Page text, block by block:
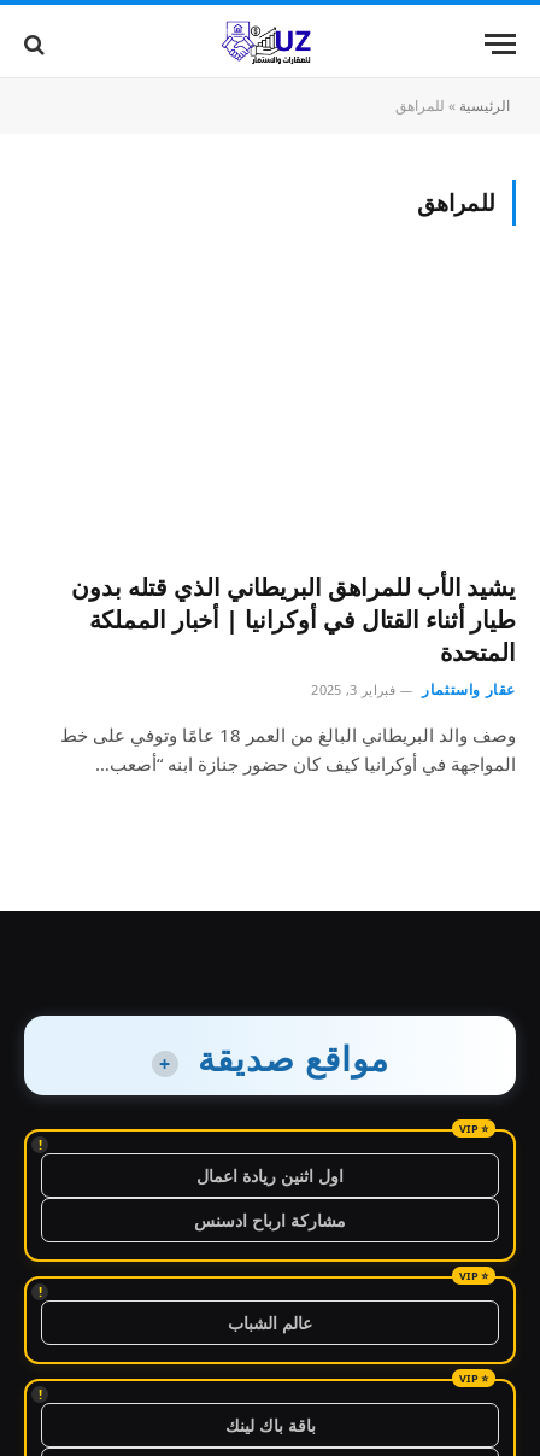
الرئيسية » للمراهق
للمراهق
يشيد الأب للمراهق البريطاني الذي قتله بدون
طيار أثناء القتال في أوكرانيا | أخبار المملكة
المتحدة
عقار واستثمار فبراير 3, 2025
وصف والد البريطاني البالغ من العمر 18 عامًا وتوفي على خط
المواجهة في أوكرانيا كيف كان حضور جنازة ابنه “أصعب…
مواقع صديقة +
!
اول اثنين ريادة اعمال
مشاركة ارباح ادسنس
!
عالم الشباب
!
باقة باك لينك